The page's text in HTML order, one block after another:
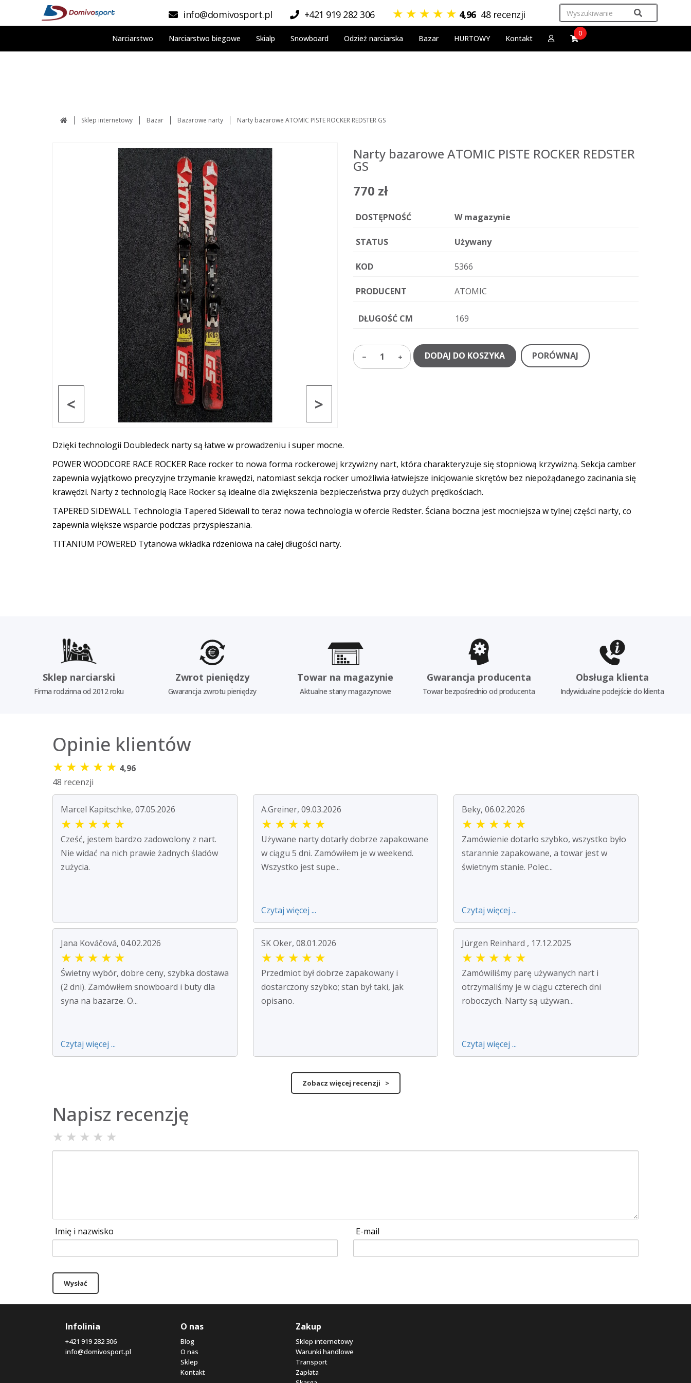
info@domivosport.pl +421 919 282 306 ★ ★ ★ ★ ★ 4,96 48 recenzji
Narciarstwo Narciarstwo biegowe Skialp Snowboard Odzież narciarska Bazar HURTOWY Kontakt
0
Sklep internetowy Bazar Bazarowe narty Narty bazarowe ATOMIC PISTE ROCKER REDSTER GS
>
<
Narty bazarowe ATOMIC PISTE ROCKER REDSTER
GS
770 zł
DOSTĘPNOŚĆ W magazynie
STATUS Używany
KOD 5366
PRODUCENT ATOMIC
DŁUGOŚĆ CM 169
1 DODAJ DO KOSZYKA PORÓWNAJ
Dzięki technologii Doubledeck narty są łatwe w prowadzeniu i super mocne.
POWER WOODCORE RACE ROCKER Race rocker to nowa forma rockerowej krzywizny nart, która charakteryzuje się stopniową krzywizną. Sekcja camber
zapewnia wyjątkowo precyzyjne trzymanie krawędzi, natomiast sekcja rocker umożliwia łatwiejsze inicjowanie skrętów bez niepożądanego zacinania się
krawędzi. Narty z technologią Race Rocker są idealne dla zwiększenia bezpieczeństwa przy dużych prędkościach.
TAPERED SIDEWALL Technologia Tapered Sidewall to teraz nowa technologia w ofercie Redster. Ściana boczna jest mocniejsza w tylnej części narty, co
zapewnia większe wsparcie podczas przyspieszania.
TITANIUM POWERED Tytanowa wkładka rdzeniowa na całej długości narty.
Sklep narciarski
Firma rodzinna od 2012 roku
Zwrot pieniędzy
Gwarancja zwrotu pieniędzy
Towar na magazynie
Aktualne stany magazynowe
Gwarancja producenta
Towar bezpośrednio od producenta
Obsługa klienta
Indywidualne podejście do klienta
Opinie klientów
★ ★ ★ ★ ★ 4,96
48 recenzji
Marcel Kapitschke, 07.05.2026
★ ★ ★ ★ ★
Cześć, jestem bardzo zadowolony z nart.
Nie widać na nich prawie żadnych śladów
zużycia.
A.Greiner, 09.03.2026
★ ★ ★ ★ ★
Używane narty dotarły dobrze zapakowane
w ciągu 5 dni. Zamówiłem je w weekend.
Wszystko jest supe...
Czytaj więcej ...
Beky, 06.02.2026
★ ★ ★ ★ ★
Zamówienie dotarło szybko, wszystko było
starannie zapakowane, a towar jest w
świetnym stanie. Polec...
Czytaj więcej ...
Jana Kováčová, 04.02.2026
★ ★ ★ ★ ★
Świetny wybór, dobre ceny, szybka dostawa
(2 dni). Zamówiłem snowboard i buty dla
syna na bazarze. O...
Czytaj więcej ...
SK Oker, 08.01.2026
★ ★ ★ ★ ★
Przedmiot był dobrze zapakowany i
dostarczony szybko; stan był taki, jak
opisano.
Jürgen Reinhard , 17.12.2025
★ ★ ★ ★ ★
Zamówiliśmy parę używanych nart i
otrzymaliśmy je w ciągu czterech dni
roboczych. Narty są używan...
Czytaj więcej ...
Zobacz więcej recenzji >
Napisz recenzję
★ ★ ★ ★ ★
Imię i nazwisko E-mail
Wysłać
Infolinia
+421 919 282 306
info@domivosport.pl
O nas
Blog
O nas
Sklep
Kontakt
Zakup
Sklep internetowy
Warunki handlowe
Transport
Zapłata